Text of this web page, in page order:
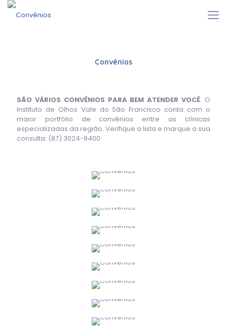
Convênios
SÃO VÁRIOS CONVÊNIOS PARA BEM ATENDER VOCÊ. O
Instituto de Olhos Vale do São Francisco conta com o
maior portfólio de convênios entre as clínicas
especializadas da região. Verifique a lista e marque a sua
consulta: (87) 3024-9400